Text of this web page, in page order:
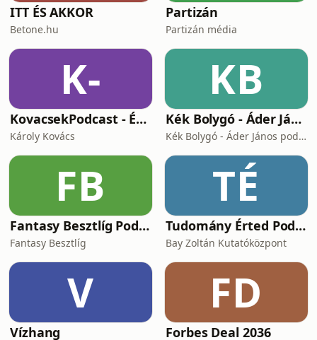
ITT ÉS AKKOR
Betone.hu
Partizán
Partizán média
K-
KovacsekPodcast - Értékes beszélgetések
Károly Kovács
KB
Kék Bolygó - Áder János podcastja
Kék Bolygó - Áder János podcastja
FB
Fantasy Besztlíg Podcast
Fantasy Besztlíg
TÉ
Tudomány Érted Podcast
Bay Zoltán Kutatóközpont
V
Vízhang
FD
Forbes Deal 2036